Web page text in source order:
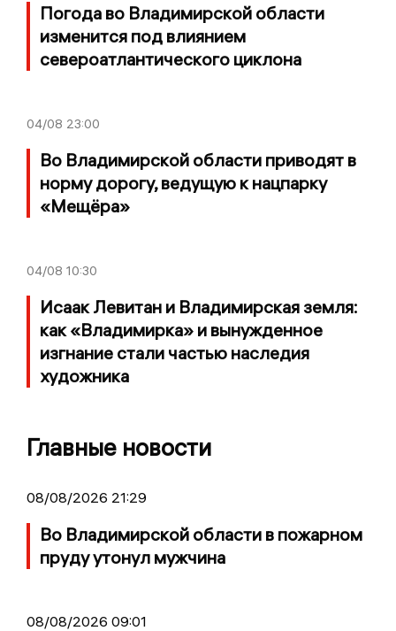
Погода во Владимирской области
изменится под влиянием
североатлантического циклона
04/08 23:00
Во Владимирской области приводят в
норму дорогу, ведущую к нацпарку
«Мещёра»
04/08 10:30
Исаак Левитан и Владимирская земля:
как «Владимирка» и вынужденное
изгнание стали частью наследия
художника
Главные новости
08/08/2026 21:29
Во Владимирской области в пожарном
пруду утонул мужчина
08/08/2026 09:01